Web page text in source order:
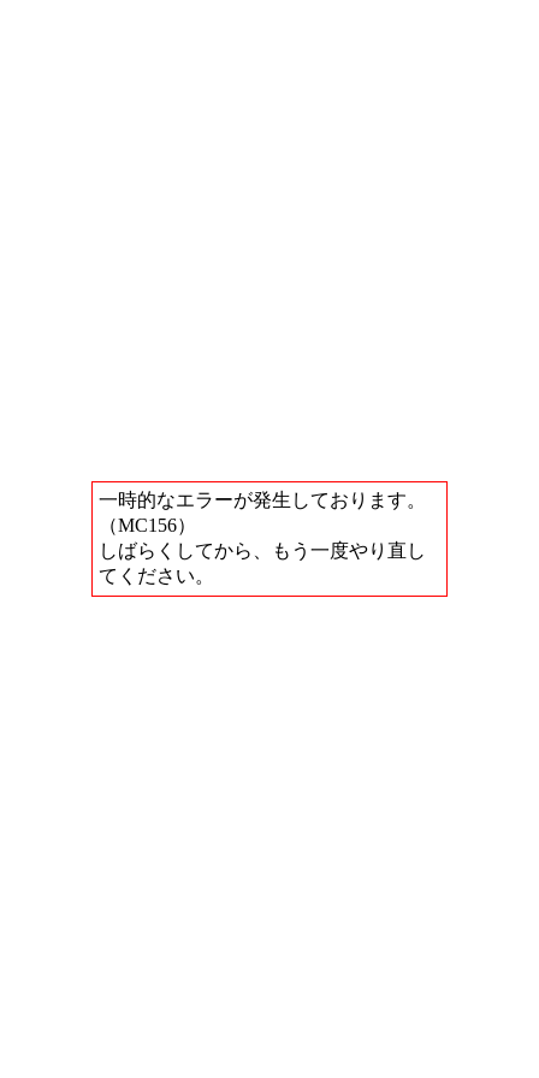
一時的なエラーが発生しております。
（MC156）
しばらくしてから、もう一度やり直し
てください。